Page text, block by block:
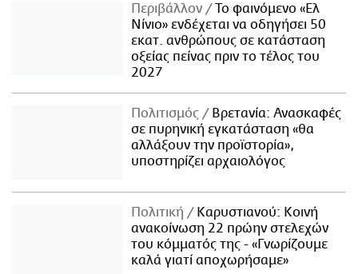
Περιβάλλον
Το φαινόμενο «Ελ
Νίνιο» ενδέχεται να οδηγήσει 50
εκατ. ανθρώπους σε κατάσταση
οξείας πείνας πριν το τέλος του
2027
Πολιτισμός
Βρετανία: Ανασκαφές
σε πυρηνική εγκατάσταση «θα
αλλάξουν την προϊστορία»,
υποστηρίζει αρχαιολόγος
Πολιτική
Καρυστιανού: Κοινή
ανακοίνωση 22 πρώην στελεχών
του κόμματός της - «Γνωρίζουμε
καλά γιατί αποχωρήσαμε»